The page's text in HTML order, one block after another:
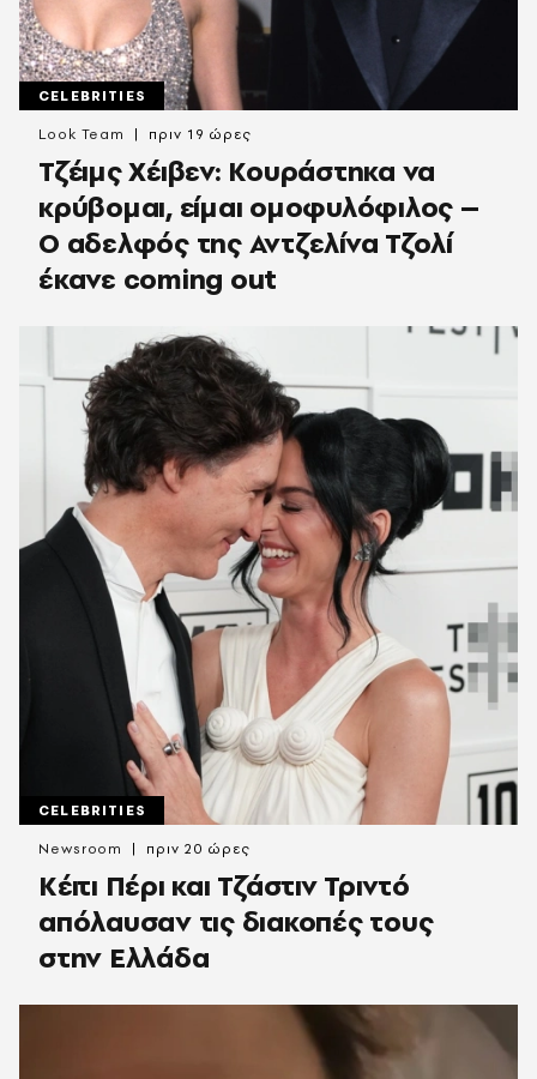
CELEBRITIES
Τζέιμς Χέιβεν: Κουράστηκα να
κρύβομαι, είμαι ομοφυλόφιλος –
Ο αδελφός της Αντζελίνα Τζολί
έκανε coming out
Look Team πριν 19 ώρες
CELEBRITIES
Κέιτι Πέρι και Τζάστιν Τριντό
απόλαυσαν τις διακοπές τους
στην Ελλάδα
Newsroom πριν 20 ώρες